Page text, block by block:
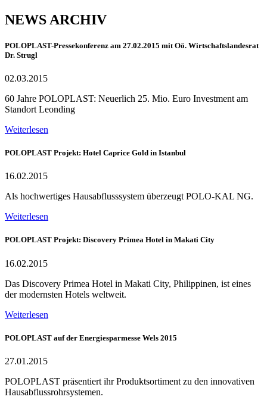
NEWS ARCHIV
POLOPLAST-Pressekonferenz am 27.02.2015 mit Oö. Wirtschaftslandesrat
Dr. Strugl
02.03.2015
60 Jahre POLOPLAST: Neuerlich 25. Mio. Euro Investment am
Standort Leonding
Weiterlesen
POLOPLAST Projekt: Hotel Caprice Gold in Istanbul
16.02.2015
Als hochwertiges Hausabflusssystem überzeugt POLO-KAL NG.
Weiterlesen
POLOPLAST Projekt: Discovery Primea Hotel in Makati City
16.02.2015
Das Discovery Primea Hotel in Makati City, Philippinen, ist eines
der modernsten Hotels weltweit.
Weiterlesen
POLOPLAST auf der Energiesparmesse Wels 2015
27.01.2015
POLOPLAST präsentiert ihr Produktsortiment zu den innovativen
Hausabflussrohrsystemen.